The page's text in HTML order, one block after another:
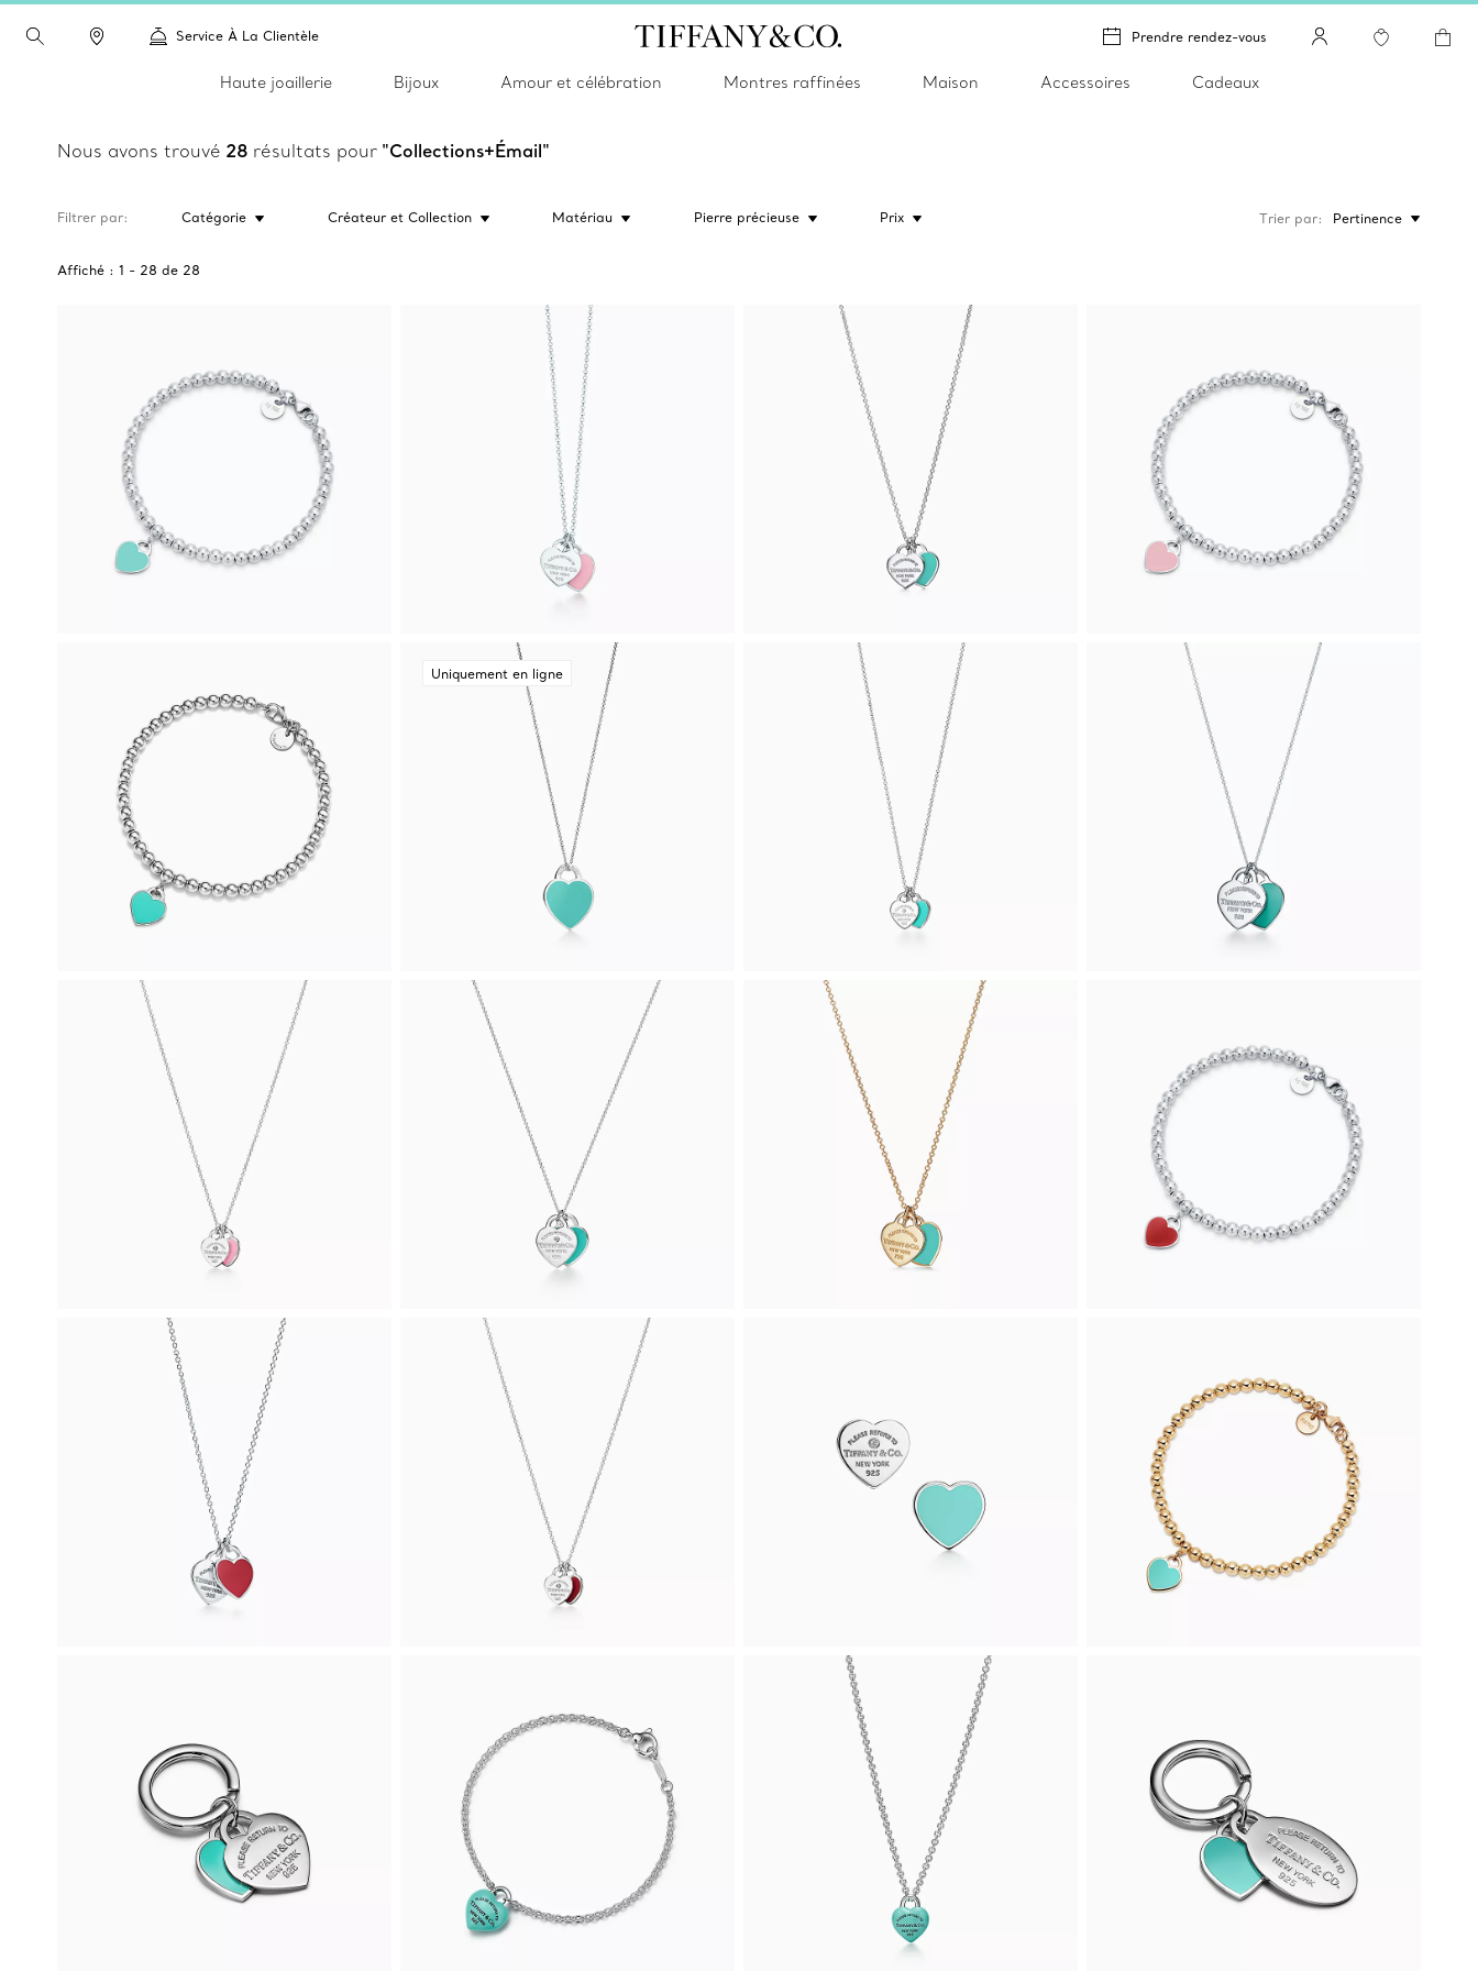
Service À La Clientèle Prendre rendez-vous
Haute joaillerie Bijoux Amour et célébration Montres raffinées Maison Accessoires Cadeaux
Nous avons trouvé 28 résultats pour "Collections+Émail"
Filtrer par Catégorie Créateur et Collection Matériau Pierre précieuse Prix
Affiché : 1 - 28 de 28
Trier par Pertinence
Uniquement en ligne